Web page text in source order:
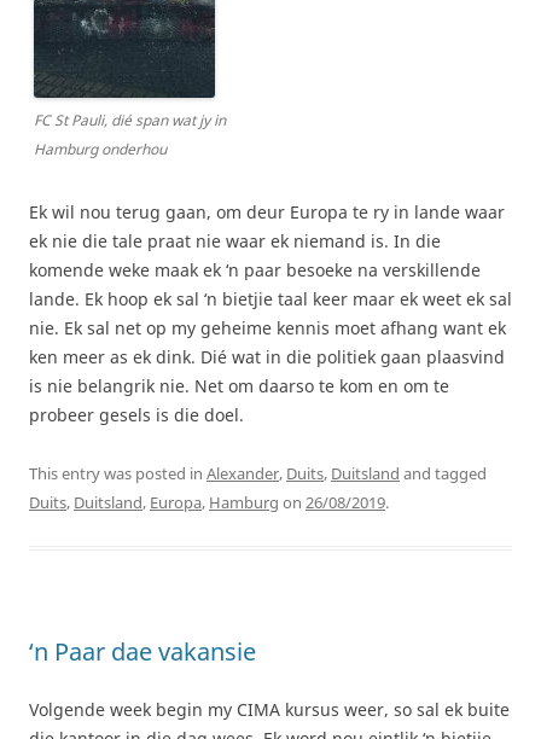
FC St Pauli, dié span wat jy in
Hamburg onderhou
Ek wil nou terug gaan, om deur Europa te ry in lande waar
ek nie die tale praat nie waar ek niemand is. In die
komende weke maak ek ‘n paar besoeke na verskillende
lande. Ek hoop ek sal ‘n bietjie taal keer maar ek weet ek sal
nie. Ek sal net op my geheime kennis moet afhang want ek
ken meer as ek dink. Dié wat in die politiek gaan plaasvind
is nie belangrik nie. Net om daarso te kom en om te
probeer gesels is die doel.
This entry was posted in Alexander, Duits, Duitsland and tagged
Duits, Duitsland, Europa, Hamburg on 26/08/2019.
‘n Paar dae vakansie
Volgende week begin my CIMA kursus weer, so sal ek buite